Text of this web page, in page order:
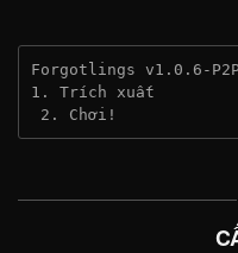
Forgotlings v1.0.6-
1. Trích xuất
2. Chơi!